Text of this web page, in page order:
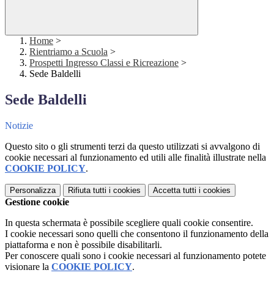
Home >
Rientriamo a Scuola >
Prospetti Ingresso Classi e Ricreazione >
Sede Baldelli
Sede Baldelli
Notizie
Questo sito o gli strumenti terzi da questo utilizzati si avvalgono di
cookie necessari al funzionamento ed utili alle finalità illustrate nella
COOKIE POLICY.
Personalizza Rifiuta tutti i cookies Accetta tutti i cookies
Gestione cookie
In questa schermata è possibile scegliere quali cookie consentire.
I cookie necessari sono quelli che consentono il funzionamento della
piattaforma e non è possibile disabilitarli.
Per conoscere quali sono i cookie necessari al funzionamento potete
visionare la COOKIE POLICY.